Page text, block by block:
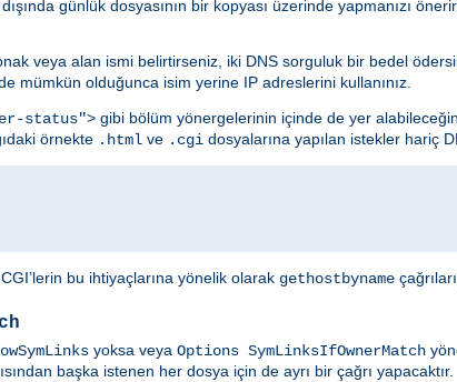
günlük dosyasının bir kopyası üzerinde yapmanızı
veya alan ismi belirtirseniz, iki DNS sorguluk bir bedel
mümkün olduğunca isim yerine IP adreslerini kullanınız.
status"> gibi bölüm yönergelerinin içinde de yer
örnekte .html ve .cgi dosyalarına yapılan istekler hariç
bu ihtiyaçlarına yönelik olarak gethostbyname
yoksa veya Options SymLinksIfOwnerMatch
başka istenen her dosya için de ayrı bir çağrı yapacaktır.